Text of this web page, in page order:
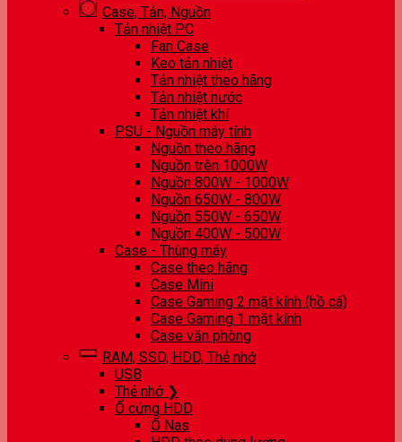
Case, Tản, Nguồn
Tản nhiệt PC
Fan Case
Keo tản nhiệt
Tản nhiệt theo hãng
Tản nhiệt nước
Tản nhiệt khí
PSU - Nguồn máy tính
Nguồn theo hãng
Nguồn trên 1000W
Nguồn 800W - 1000W
Nguồn 650W - 800W
Nguồn 550W - 650W
Nguồn 400W - 500W
Case - Thùng máy
Case theo hãng
Case Mini
Case Gaming 2 mặt kính (hồ cá)
Case Gaming 1 mặt kính
Case văn phòng
RAM, SSD, HDD, Thẻ nhớ
USB
Thẻ nhớ ❯
Ổ cứng HDD
Ổ Nas